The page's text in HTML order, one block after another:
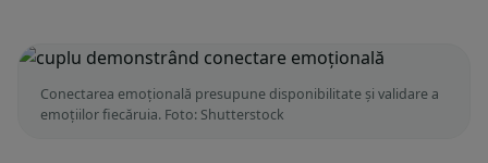
Conectarea emoțională presupune disponibilitate și validare a
emoțiilor fiecăruia. Foto: Shutterstock